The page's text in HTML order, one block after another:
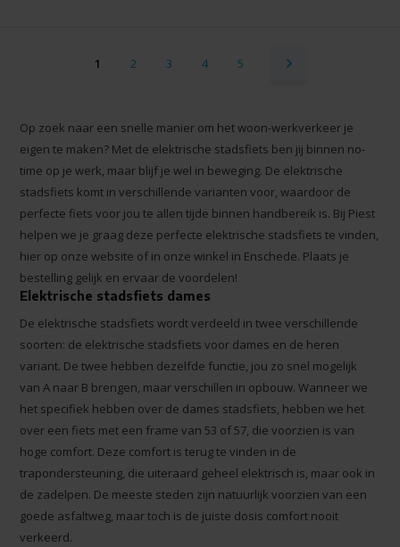
1 2 3 4 5
Op zoek naar een snelle manier om het woon-werkverkeer je
eigen te maken? Met de elektrische stadsfiets ben jij binnen no-
time op je werk, maar blijf je wel in beweging. De elektrische
stadsfiets komt in verschillende varianten voor, waardoor de
perfecte fiets voor jou te allen tijde binnen handbereik is. Bij Piest
helpen we je graag deze perfecte elektrische stadsfiets te vinden,
hier op onze website of in onze winkel in Enschede. Plaats je
bestelling gelijk en ervaar de voordelen!
Elektrische stadsfiets dames
De elektrische stadsfiets wordt verdeeld in twee verschillende
soorten: de elektrische stadsfiets voor dames en de heren
variant. De twee hebben dezelfde functie, jou zo snel mogelijk
van A naar B brengen, maar verschillen in opbouw. Wanneer we
het specifiek hebben over de dames stadsfiets, hebben we het
over een fiets met een frame van 53 of 57, die voorzien is van
hoge comfort. Deze comfort is terug te vinden in de
trapondersteuning, die uiteraard geheel elektrisch is, maar ook in
de zadelpen. De meeste steden zijn natuurlijk voorzien van een
goede asfaltweg, maar toch is de juiste dosis comfort nooit
verkeerd.